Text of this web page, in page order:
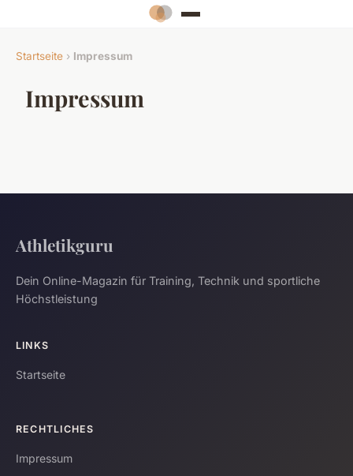
Startseite › Impressum
Impressum
Athletikguru
Dein Online-Magazin für Training, Technik und sportliche
Höchstleistung
LINKS
Startseite
RECHTLICHES
Impressum